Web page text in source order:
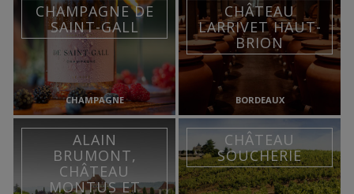
CHAMPAGNE DE
SAINT-GALL
CHAMPAGNE
CHÂTEAU
LARRIVET HAUT-
BRION
BORDEAUX
ALAIN
BRUMONT,
CHÂTEAU
MONTUS ET
CHÂTEAU
SOUCHERIE